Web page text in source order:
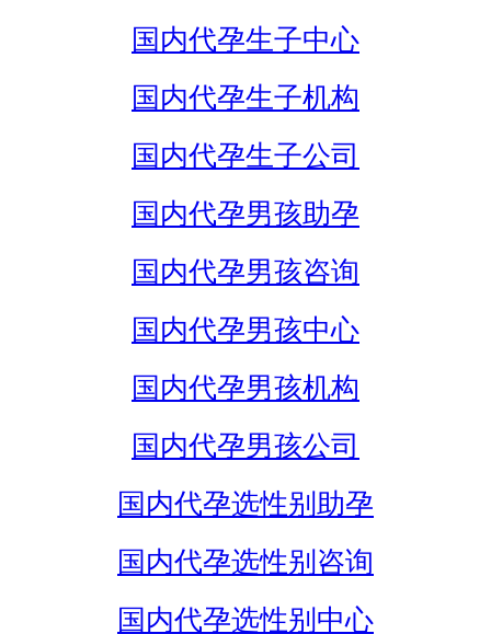
国内代孕生子中心
国内代孕生子机构
国内代孕生子公司
国内代孕男孩助孕
国内代孕男孩咨询
国内代孕男孩中心
国内代孕男孩机构
国内代孕男孩公司
国内代孕选性别助孕
国内代孕选性别咨询
国内代孕选性别中心